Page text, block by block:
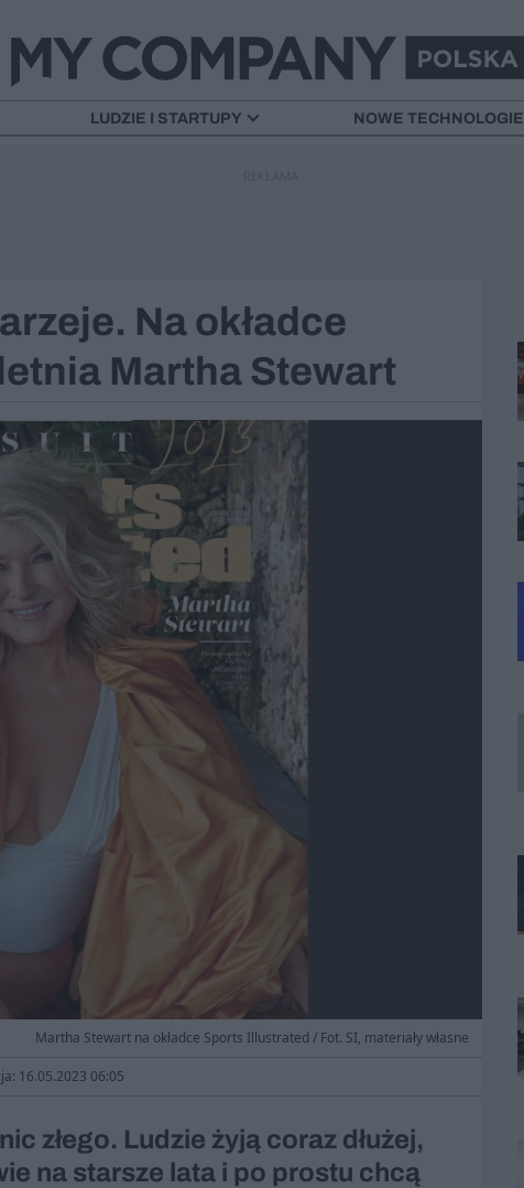
LUDZIE I STARTUPY NOWE TECHNOLOGIE
Na okładce
Martha Stewart
Martha Stewart na okładce Sports Illustrated / Fot. SI, materiały własne
16.05.2023 06:05
złego. Ludzie żyją coraz dłużej,
na starsze lata i po prostu chcą